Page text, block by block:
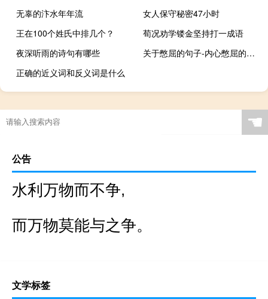
无辜的汴水年年流
女人保守秘密47小时
王在100个姓氏中排几个？
荀况劝学镂金坚持打一成语
夜深听雨的诗句有哪些
关于憋屈的句子-内心憋屈的句子 表达自己憋屈的说说
正确的近义词和反义词是什么
☚
公告
水利万物而不争,
而万物莫能与之争。
文学标签